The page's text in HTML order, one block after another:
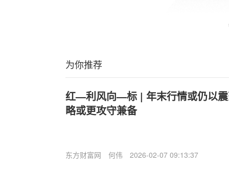
为你推荐
红—利风向—标 | 年末行情或仍以
略或更攻守兼备
东方财富网 何伟 2026-02-07 09:13:37